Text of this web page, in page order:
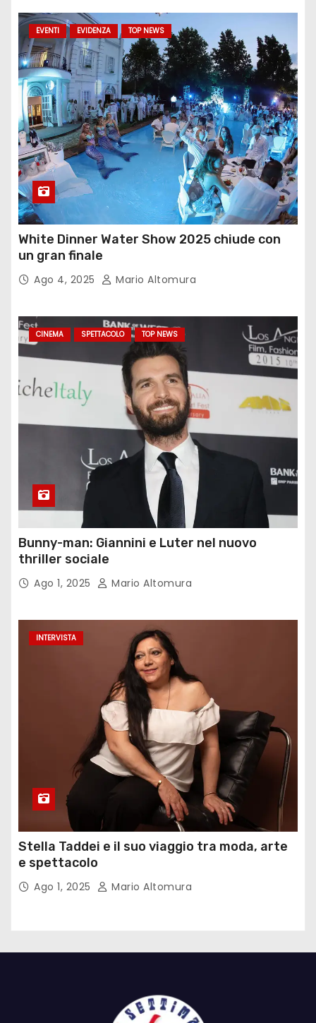
EVENTI EVIDENZA TOP NEWS
White Dinner Water Show 2025 chiude con
un gran finale
Ago 4, 2025 Mario Altomura
CINEMA SPETTACOLO TOP NEWS
Bunny-man: Giannini e Luter nel nuovo
thriller sociale
Ago 1, 2025 Mario Altomura
INTERVISTA
Stella Taddei e il suo viaggio tra moda, arte
e spettacolo
Ago 1, 2025 Mario Altomura